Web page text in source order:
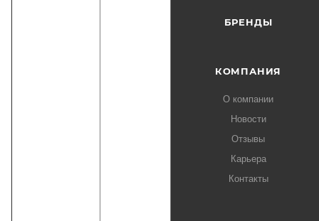
БРЕНДЫ
КОМПАНИЯ
О компании
Новости
Отзывы
Карьера
Контакты